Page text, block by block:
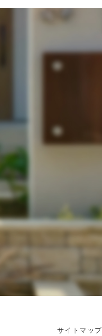
サイトマップ